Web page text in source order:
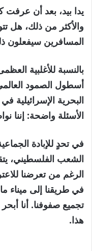
يدا بيد، بعد أن
والأكثر من ذلك، هل
المسافرين سيفعلون
بالنسبة للأغلبية
أسطول الصمود
البحرية الإسرائيلية
الأسئلة واضحة: إننا
في تحدٍ للإبادة
الشعب الفلسطيني،
الرغم من تعرضنا
في طريقنا إلى ميناء
تجميع صفوفنا. أنا
هذا.